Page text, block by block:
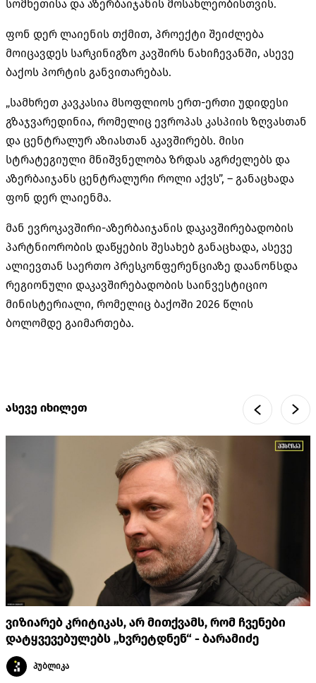
სომხეთისა და აზერბაიჯანის მოსახლეობისთვის.
ფონ დერ ლაიენის თქმით, პროექტი შეიძლება
მოიცავდეს სარკინიგზო კავშირს ნახიჩევანში, ასევე
ბაქოს პორტის განვითარებას.
„სამხრეთ კავკასია მსოფლიოს ერთ-ერთი უდიდესი
გზაჯვარედინია, რომელიც ევროპას კასპიის ზღვასთან
და ცენტრალურ აზიასთან აკავშირებს. მისი
სტრატეგიული მნიშვნელობა ზრდას აგრძელებს და
აზერბაიჯანს ცენტრალური როლი აქვს”, – განაცხადა
ფონ დერ ლაიენმა.
მან ევროკავშირი-აზერბაიჯანის დაკავშირებადობის
პარტნიორობის დაწყების შესახებ განაცხადა, ასევე
ალიევთან საერთო პრესკონფერენციაზე დაანონსდა
რეგიონული დაკავშირებადობის საინვესტიციო
მინისტერიალი, რომელიც ბაქოში 2026 წლის
ბოლომდე გაიმართება.
ასევე იხილეთ
ვიზიარებ კრიტიკას, არ მითქვამს, რომ ჩვენები
დატყვევებულებს „ხვრეტდნენ“ - ბარამიძე
პუბლიკა